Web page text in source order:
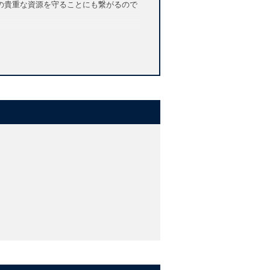
重な資源を守ることにも繋がるので
and minerals
surface and, in past geological
great majority of that time. Today
become increasingly important
the biogeochemical cycles of
the plankton of the seas supports a
their relationship with, and
why exploration and greater